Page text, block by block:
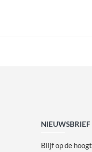
NIEUWSBRIEF
Blijf op de